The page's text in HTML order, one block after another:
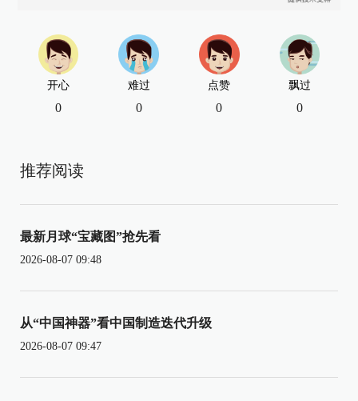
开心
0
难过
0
点赞
0
飘过
0
推荐阅读
最新月球“宝藏图”抢先看
2026-08-07 09:48
从“中国神器”看中国制造迭代升级
2026-08-07 09:47